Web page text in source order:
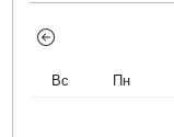
Вс Пн